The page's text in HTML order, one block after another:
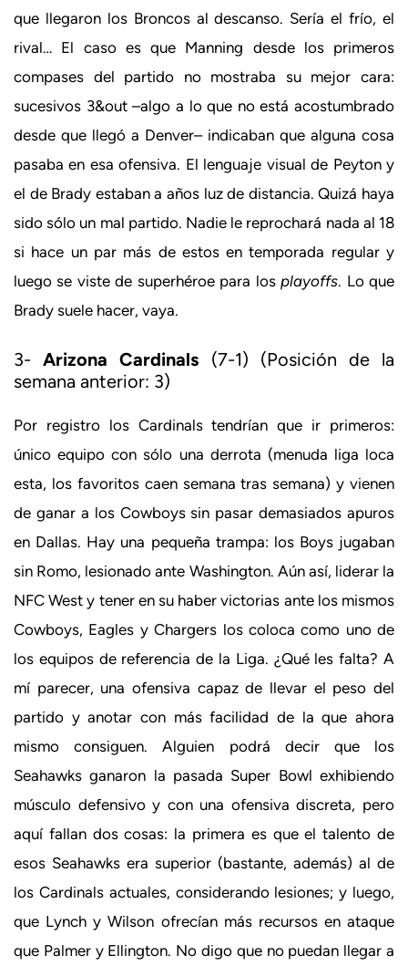
que llegaron los Broncos al descanso. Sería el frío, el
rival… El caso es que Manning desde los primeros
compases del partido no mostraba su mejor cara:
sucesivos 3&out –algo a lo que no está acostumbrado
desde que llegó a Denver– indicaban que alguna cosa
pasaba en esa ofensiva. El lenguaje visual de Peyton y
el de Brady estaban a años luz de distancia. Quizá haya
sido sólo un mal partido. Nadie le reprochará nada al 18
si hace un par más de estos en temporada regular y
luego se viste de superhéroe para losplayoffs. Lo que
Brady suele hacer, vaya.
3-Arizona Cardinals (7-1) (Posición de la
semana anterior: 3)
Por registro los Cardinals tendrían que ir primeros:
único equipo con sólo una derrota (menuda liga loca
esta, los favoritos caen semana tras semana) y vienen
de ganar a los Cowboys sin pasar demasiados apuros
en Dallas. Hay una pequeña trampa: los Boys jugaban
sin Romo, lesionado ante Washington. Aún así, liderar la
NFC West y tener en su haber victorias ante los mismos
Cowboys, Eagles y Chargers los coloca como uno de
los equipos de referencia de la Liga. ¿Qué les falta? A
mí parecer, una ofensiva capaz de llevar el peso del
partido y anotar con más facilidad de la que ahora
mismo consiguen. Alguien podrá decir que los
Seahawks ganaron la pasada Super Bowl exhibiendo
músculo defensivo y con una ofensiva discreta, pero
aquí fallan dos cosas: la primera es que el talento de
esos Seahawks era superior (bastante, además) al de
los Cardinals actuales, considerando lesiones; y luego,
que Lynch y Wilson ofrecían más recursos en ataque
que Palmer y Ellington. No digo que no puedan llegar a